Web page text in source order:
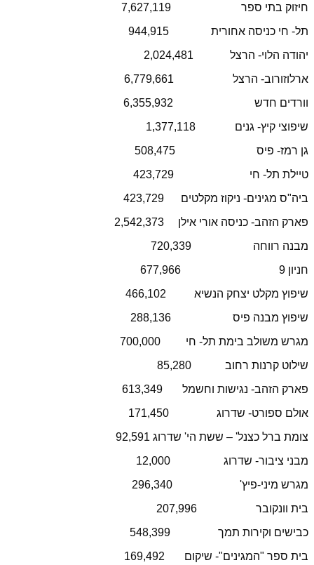
חיזוק בתי ספר
7,627,119
תל- חי כניסה אחורית
944,915
יהודה הלוי- הרצל
2,024,481
ארלוזורוב- הרצל
6,779,661
וורדים חדש
6,355,932
שיפוצי קיץ- גנים
1,377,118
גן רמז- פיס
508,475
טיילת תל- חי
423,729
ביה"ס מגינים- ניקוז מקלטים
423,729
פארק הזהב- כניסה אורי אילן
2,542,373
מבנה רווחה
720,339
חניון 9
677,966
שיפוץ מקלט יצחק הנשיא
466,102
שיפוץ מבנה פיס
288,136
מגרש משולב בימת תל- חי
700,000
שילוט קרנות רחוב
85,280
פארק הזהב- נגישות וחשמל
613,349
אולם ספורט- שדרוג
171,450
צומת ברל כצנל' – ששת הי' שדרוג 92,591
מבני ציבור- שדרוג
12,000
מגרש מיני-פיץ'
296,340
בית וונקובר
207,996
כבישים וקירות תמך
548,399
בית ספר "המגינים"- שיקום
169,492